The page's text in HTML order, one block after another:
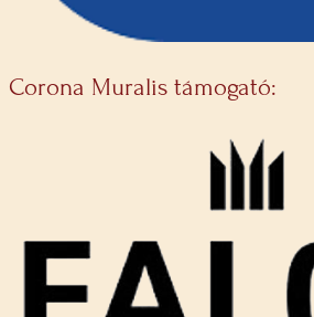
Corona Muralis támogató: